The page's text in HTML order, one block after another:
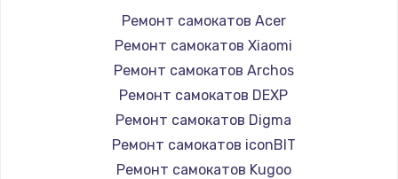
Замена / ремонт электронного модуля
управления
600 руб.
Замена конфорки
1100 руб.
Ремонт самокатов Acer
Ремонт самокатов Xiaomi
Ремонт самокатов Archos
Ремонт самокатов DEXP
Ремонт самокатов Digma
Ремонт самокатов iconBIT
Ремонт самокатов Kugoo